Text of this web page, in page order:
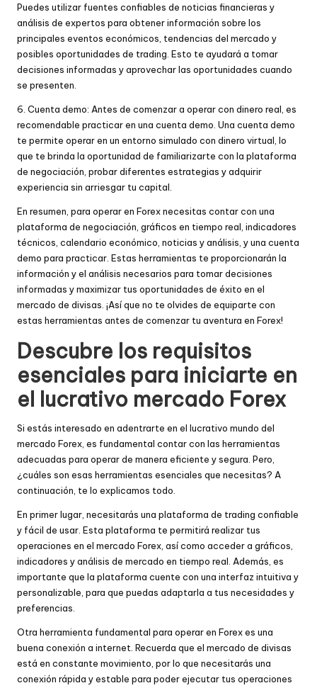
Puedes utilizar fuentes confiables de noticias financieras y
análisis de expertos para obtener información sobre los
principales eventos económicos, tendencias del mercado y
posibles oportunidades de trading. Esto te ayudará a tomar
decisiones informadas y aprovechar las oportunidades cuando
se presenten.
6. Cuenta demo: Antes de comenzar a operar con dinero real, es
recomendable practicar en una cuenta demo. Una cuenta demo
te permite operar en un entorno simulado con dinero virtual, lo
que te brinda la oportunidad de familiarizarte con la plataforma
de negociación, probar diferentes estrategias y adquirir
experiencia sin arriesgar tu capital.
En resumen, para operar en Forex necesitas contar con una
plataforma de negociación, gráficos en tiempo real, indicadores
técnicos, calendario económico, noticias y análisis, y una cuenta
demo para practicar. Estas herramientas te proporcionarán la
información y el análisis necesarios para tomar decisiones
informadas y maximizar tus oportunidades de éxito en el
mercado de divisas. ¡Así que no te olvides de equiparte con
estas herramientas antes de comenzar tu aventura en Forex!
Descubre los requisitos
esenciales para iniciarte en
el lucrativo mercado Forex
Si estás interesado en adentrarte en el lucrativo mundo del
mercado Forex, es fundamental contar con las herramientas
adecuadas para operar de manera eficiente y segura. Pero,
¿cuáles son esas herramientas esenciales que necesitas? A
continuación, te lo explicamos todo.
En primer lugar, necesitarás una plataforma de trading confiable
y fácil de usar. Esta plataforma te permitirá realizar tus
operaciones en el mercado Forex, así como acceder a gráficos,
indicadores y análisis de mercado en tiempo real. Además, es
importante que la plataforma cuente con una interfaz intuitiva y
personalizable, para que puedas adaptarla a tus necesidades y
preferencias.
Otra herramienta fundamental para operar en Forex es una
buena conexión a internet. Recuerda que el mercado de divisas
está en constante movimiento, por lo que necesitarás una
conexión rápida y estable para poder ejecutar tus operaciones